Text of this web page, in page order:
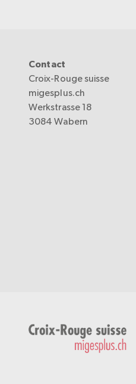
Contact
Croix-Rouge suisse
migesplus.ch
Werkstrasse 18
3084 Wabern